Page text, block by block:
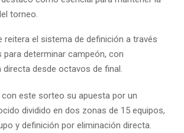
torneo.
reitera el sistema de definición a través
determinar campeón, con
directa desde octavos de final.
con este sorteo su apuesta por un
dividido en dos zonas de 15 equipos,
y definición por eliminación directa.